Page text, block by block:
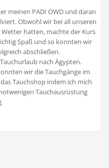
meinen PADI OWD und daran
Obwohl wir bei all unseren
hatten, machte der Kurs
Spaß und so konnten wir
abschließen.
nach Ägypten.
wir die Tauchgänge im
Tauchshop indem ich mich
Tauchausrüstung